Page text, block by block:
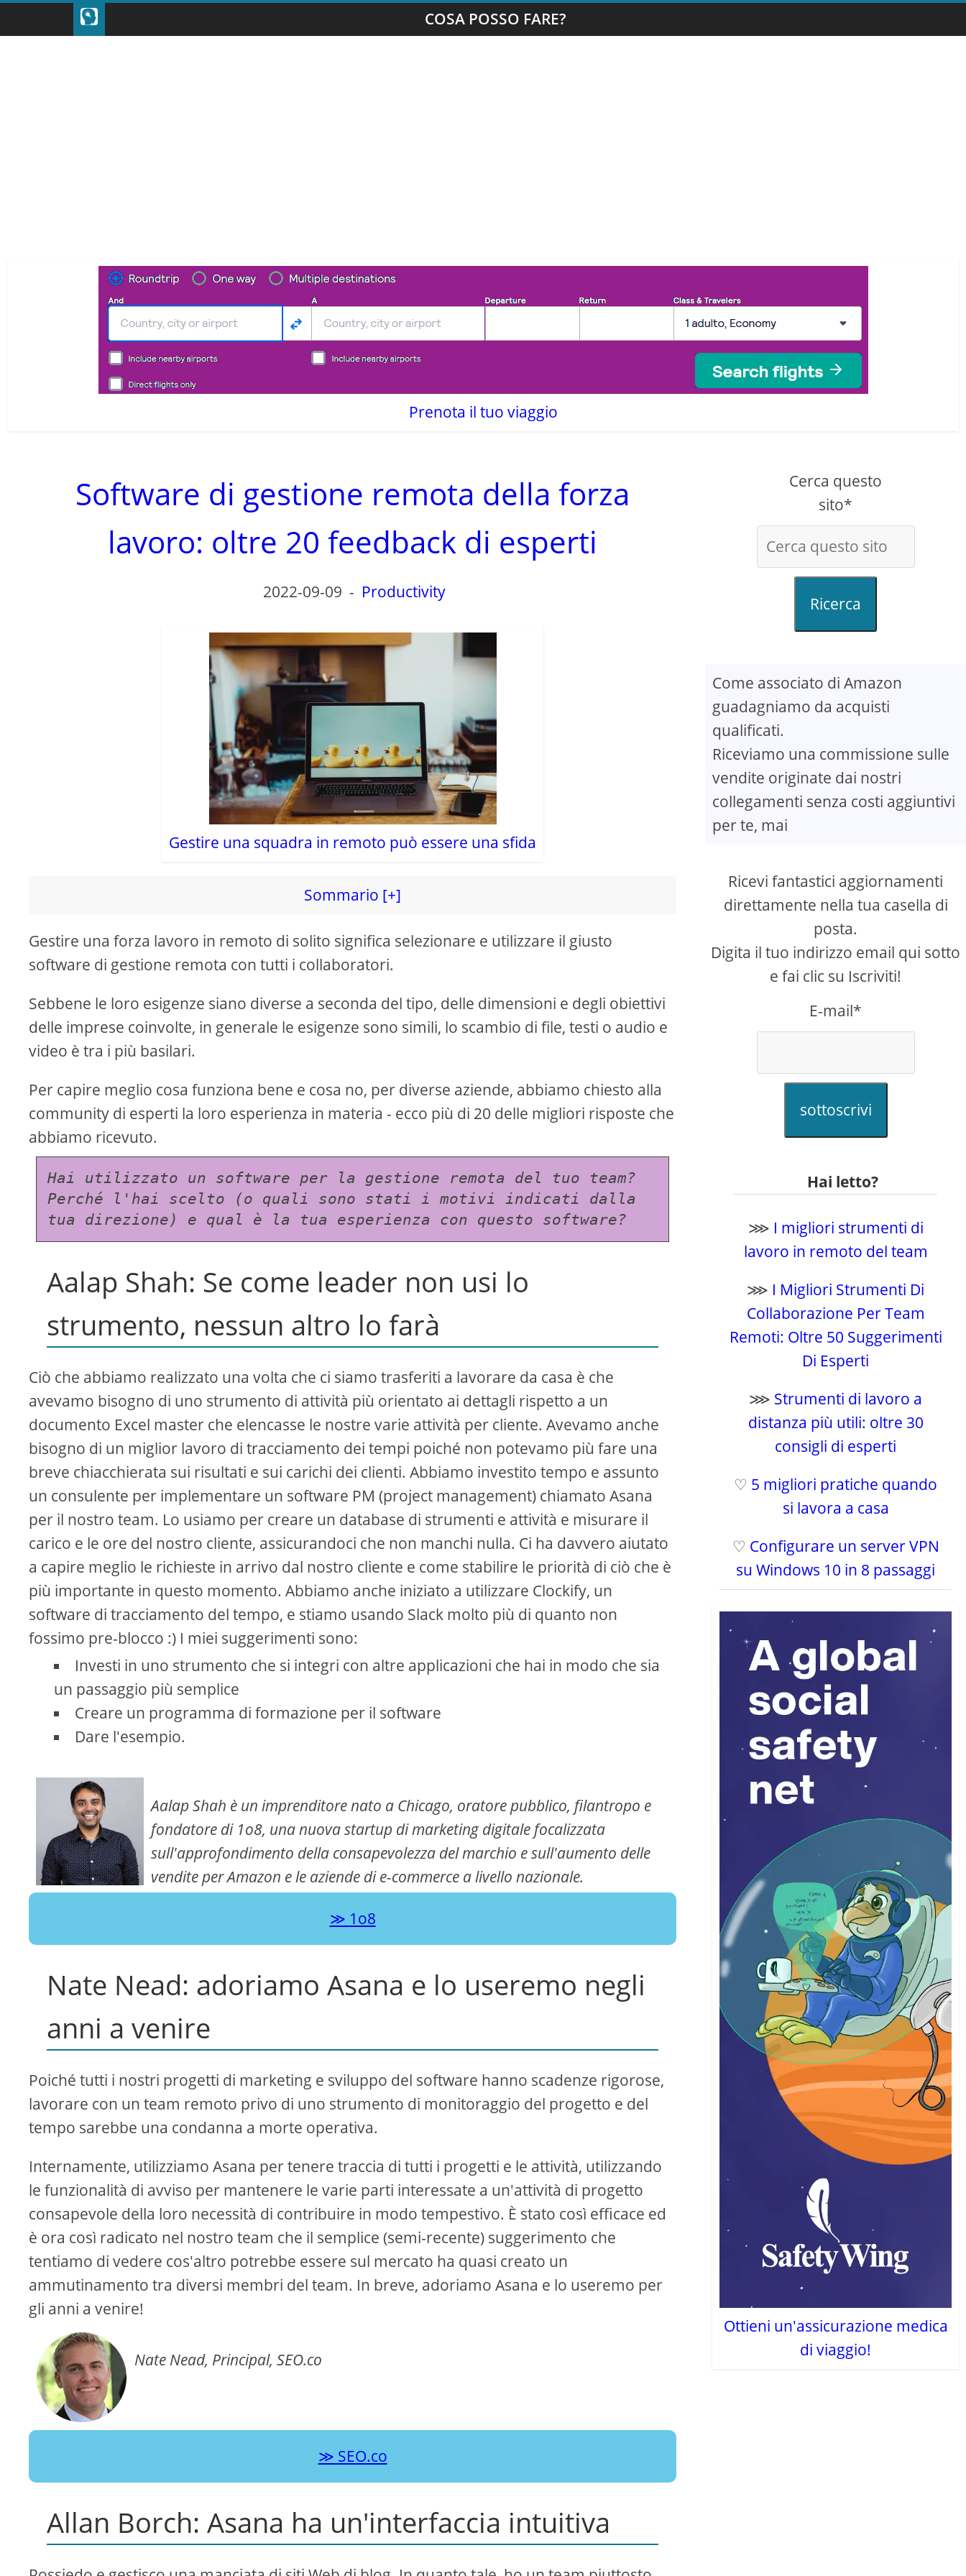
COSA POSSO FARE?
Prenota il tuo viaggio
Software di gestione remota della forza
lavoro: oltre 20 feedback di esperti
2022-09-09 - Productivity
Gestire una squadra in remoto può essere una sfida
Sommario [+]
Gestire una forza lavoro in remoto di solito significa selezionare e utilizzare il giusto
software di gestione remota con tutti i collaboratori.
Sebbene le loro esigenze siano diverse a seconda del tipo, delle dimensioni e degli obiettivi
delle imprese coinvolte, in generale le esigenze sono simili, lo scambio di file, testi o audio e
video è tra i più basilari.
Per capire meglio cosa funziona bene e cosa no, per diverse aziende, abbiamo chiesto alla
community di esperti la loro esperienza in materia - ecco più di 20 delle migliori risposte che
abbiamo ricevuto.
Hai utilizzato un software per la gestione remota del tuo team?
Perché l'hai scelto (o quali sono stati i motivi indicati dalla
tua direzione) e qual è la tua esperienza con questo software?
Aalap Shah: Se come leader non usi lo
strumento, nessun altro lo farà
Ciò che abbiamo realizzato una volta che ci siamo trasferiti a lavorare da casa è che
avevamo bisogno di uno strumento di attività più orientato ai dettagli rispetto a un
documento Excel master che elencasse le nostre varie attività per cliente. Avevamo anche
bisogno di un miglior lavoro di tracciamento dei tempi poiché non potevamo più fare una
breve chiacchierata sui risultati e sui carichi dei clienti. Abbiamo investito tempo e assunto
un consulente per implementare un software PM (project management) chiamato Asana
per il nostro team. Lo usiamo per creare un database di strumenti e attività e misurare il
carico e le ore del nostro cliente, assicurandoci che non manchi nulla. Ci ha davvero aiutato
a capire meglio le richieste in arrivo dal nostro cliente e come stabilire le priorità di ciò che è
più importante in questo momento. Abbiamo anche iniziato a utilizzare Clockify, un
software di tracciamento del tempo, e stiamo usando Slack molto più di quanto non
fossimo pre-blocco :) I miei suggerimenti sono:
Investi in uno strumento che si integri con altre applicazioni che hai in modo che sia
un passaggio più semplice
Creare un programma di formazione per il software
Dare l'esempio.
Aalap Shah è un imprenditore nato a Chicago, oratore pubblico, filantropo e
fondatore di 1o8, una nuova startup di marketing digitale focalizzata
sull'approfondimento della consapevolezza del marchio e sull'aumento delle
vendite per Amazon e le aziende di e-commerce a livello nazionale.
1o8
Nate Nead: adoriamo Asana e lo useremo negli
anni a venire
Poiché tutti i nostri progetti di marketing e sviluppo del software hanno scadenze rigorose,
lavorare con un team remoto privo di uno strumento di monitoraggio del progetto e del
tempo sarebbe una condanna a morte operativa.
Internamente, utilizziamo Asana per tenere traccia di tutti i progetti e le attività, utilizzando
le funzionalità di avviso per mantenere le varie parti interessate a un'attività di progetto
consapevole della loro necessità di contribuire in modo tempestivo. È stato così efficace ed
è ora così radicato nel nostro team che il semplice (semi-recente) suggerimento che
tentiamo di vedere cos'altro potrebbe essere sul mercato ha quasi creato un
ammutinamento tra diversi membri del team. In breve, adoriamo Asana e lo useremo per
gli anni a venire!
Nate Nead, Principal, SEO.co
SEO.co
Allan Borch: Asana ha un'interfaccia intuitiva
Cerca questo
sito*
Ricerca
Come associato di Amazon
guadagniamo da acquisti
qualificati.
Riceviamo una commissione sulle
vendite originate dai nostri
collegamenti senza costi aggiuntivi
per te, mai
Ricevi fantastici aggiornamenti
direttamente nella tua casella di
posta.
Digita il tuo indirizzo email qui sotto
e fai clic su Iscriviti!
E-mail*
sottoscrivi
Hai letto?
⋙ I migliori strumenti di
lavoro in remoto del team
⋙ I Migliori Strumenti Di
Collaborazione Per Team
Remoti: Oltre 50 Suggerimenti
Di Esperti
⋙ Strumenti di lavoro a
distanza più utili: oltre 30
consigli di esperti
♡ 5 migliori pratiche quando
si lavora a casa
♡ Configurare un server VPN
su Windows 10 in 8 passaggi
Ottieni un'assicurazione medica
di viaggio!